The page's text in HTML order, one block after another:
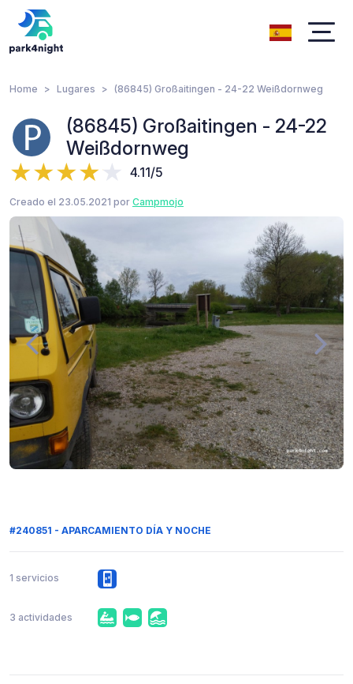
Home Lugares (86845) Großaitingen - 24-22 Weißdornweg
(86845) Großaitingen - 24-22
Weißdornweg
4.11/5
Creado el 23.05.2021 por Campmojo
#240851 - APARCAMIENTO DÍA Y NOCHE
1 servicios
3 actividades